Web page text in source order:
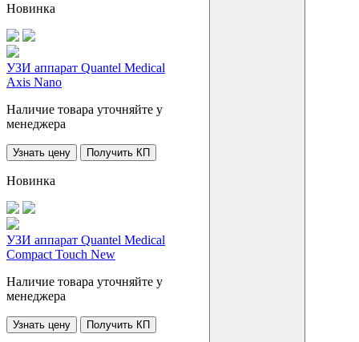
Новинка
УЗИ аппарат Quantel Medical
Axis Nano
Наличие товара уточняйте у
менеджера
Узнать цену Получить КП
Новинка
УЗИ аппарат Quantel Medical
Compact Touch New
Наличие товара уточняйте у
менеджера
Узнать цену Получить КП